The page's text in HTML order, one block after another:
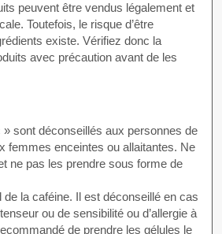
peuvent être vendus légalement et
Toutefois, le risque d’être
existe. Vérifiez donc la
avec précaution avant de les
sont déconseillés aux personnes de
femmes enceintes ou allaitantes. Ne
ne pas les prendre sous forme de
la caféine. Il est déconseillé en cas
ou de sensibilité ou d’allergie à
de prendre les gélules le